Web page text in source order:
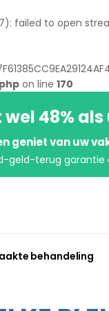
to open
on line 170
48%
geniet van uw
geld-terug garantie
behandeling